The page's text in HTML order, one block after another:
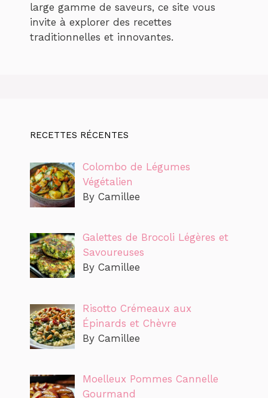
large gamme de saveurs, ce site vous
invite à explorer des recettes
traditionnelles et innovantes.
RECETTES RÉCENTES
Colombo de Légumes
Végétalien
By Camillee
Galettes de Brocoli Légères et
Savoureuses
By Camillee
Risotto Crémeaux aux
Épinards et Chèvre
By Camillee
Moelleux Pommes Cannelle
Gourmand